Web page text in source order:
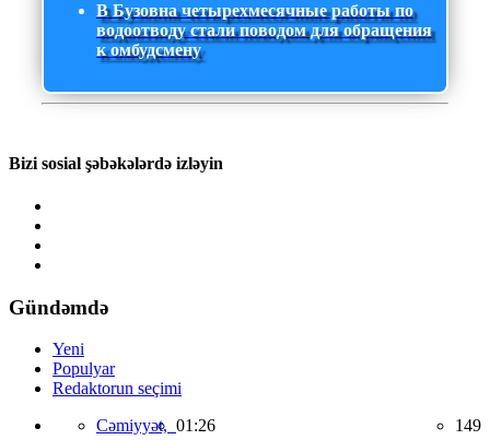
В Бузовна четырехмесячные работы по
водоотводу стали поводом для обращения
к омбудсмену
Bizi sosial şəbəkələrdə izləyin
Gündəmdə
Yeni
Populyar
Redaktorun seçimi
Cəmiyyət, 01:26 149